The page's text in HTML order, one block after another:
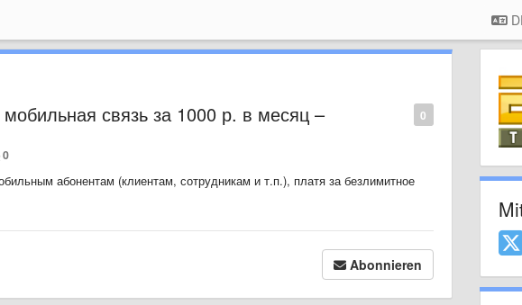
0
связь за 1000 р. в месяц –
0
абонентам (клиентам, сотрудникам и т.п.), платя за безлимитное
Abonnieren